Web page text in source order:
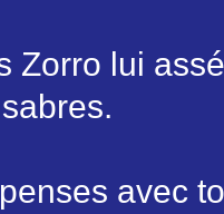
Zorro lui
avec